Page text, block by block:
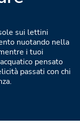
sui lettini
nuotando nella
i tuoi
pensato
passati con chi